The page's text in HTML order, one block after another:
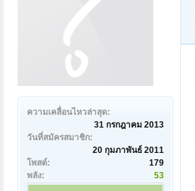
ความเคลื่อนไหวล่าสุด:
31 กรกฎาคม 2013
วันที่สมัครสมาชิก:
20 กุมภาพันธ์ 2011
โพสต์:
179
พลัง:
53